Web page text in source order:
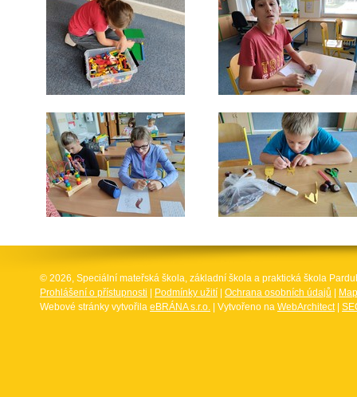
© 2026, Speciální mateřská škola, základní škola a praktická škola
Prohlášení o přístupnosti
Podmínky užití Ochrana osobních údajů
Webové stránky vytvořila eBRÁNA s.r.o. | Vytvořeno na WebArchitect|